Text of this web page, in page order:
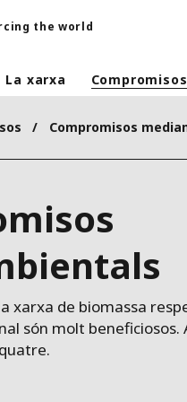
the world
La xarxa Compromisos
Compromisos
xarxa de biomassa
són molt beneficiosos.